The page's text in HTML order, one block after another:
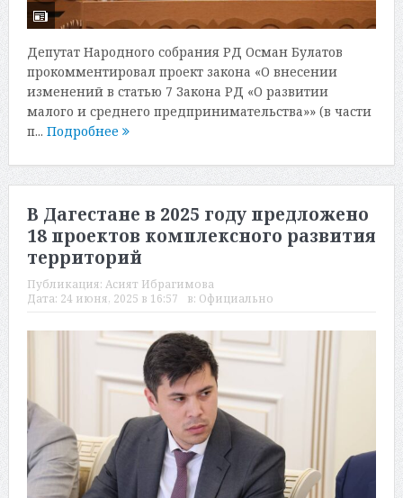
Депутат Народного собрания РД Осман Булатов
прокомментировал проект закона «О внесении
изменений в статью 7 Закона РД «О развитии
малого и среднего предпринимательства»» (в части
п... Подробнее
В Дагестане в 2025 году предложено
18 проектов комплексного развития
территорий
Публикация: Асият Ибрагимова
Дата: 24 июня, 2025 в 16:57 в: Официально